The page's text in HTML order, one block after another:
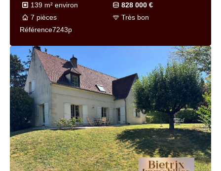
139 m² environ
828 000 €
7 pièces
Très bon
Référence7243p